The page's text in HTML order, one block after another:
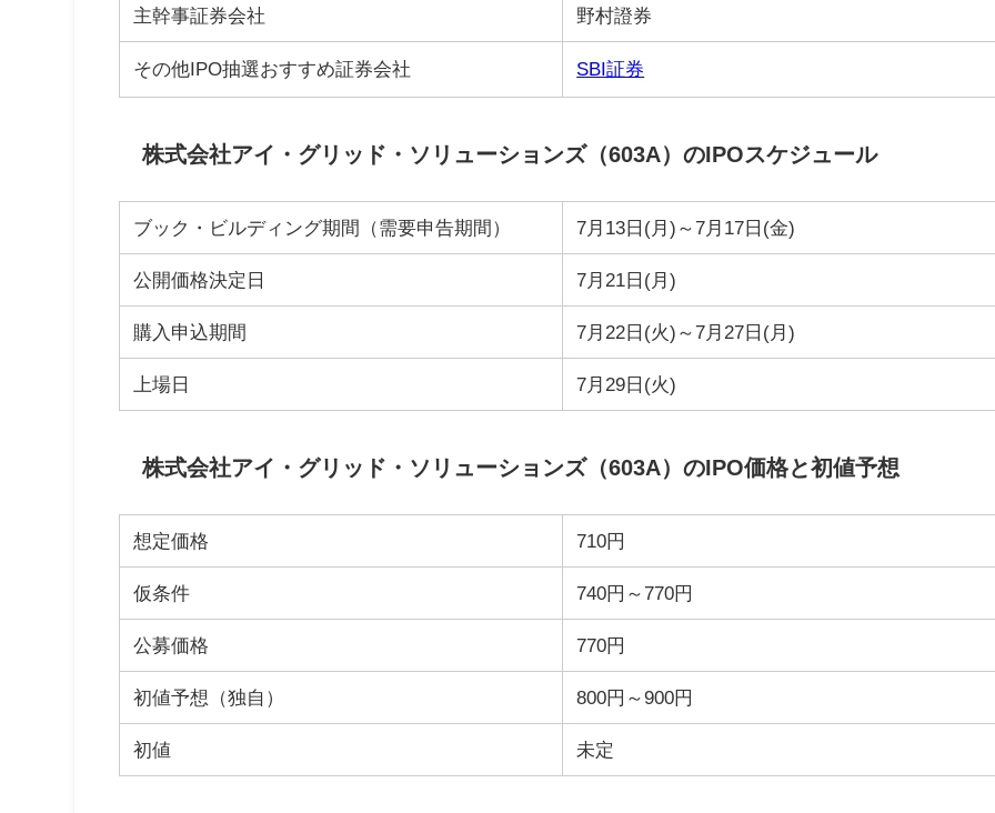
主幹事証券会社 野村證券
その他IPO抽選おすすめ証券会社 SBI証券
株式会社アイ・グリッド・ソリューションズ（603A）のIPOスケジュール
ブック・ビルディング期間（需要申告期間） 7月13日(月)～7月17日(金)
公開価格決定日 7月21日(月)
購入申込期間 7月22日(火)～7月27日(月)
上場日 7月29日(火)
株式会社アイ・グリッド・ソリューションズ（603A）のIPO価格と初値予想
想定価格 710円
仮条件 740円～770円
公募価格 770円
初値予想（独自） 800円～900円
初値 未定